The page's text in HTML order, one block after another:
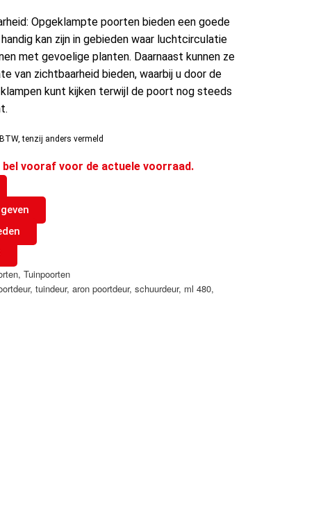
Opgeklampte poorten bieden een goede
kan zijn in gebieden waar luchtcirculatie
met gevoelige planten. Daarnaast kunnen ze
van zichtbaarheid bieden, waarbij u door de
kunt kijken terwijl de poort nog steeds
tenzij anders vermeld
vooraf voor de actuele voorraad.
, Tuinpoorten
, tuindeur, aron poortdeur, schuurdeur, ml 480,